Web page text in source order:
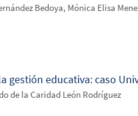
Bedoya, Mónica Elisa
gestión educativa: caso
de la Caridad León Rodríguez